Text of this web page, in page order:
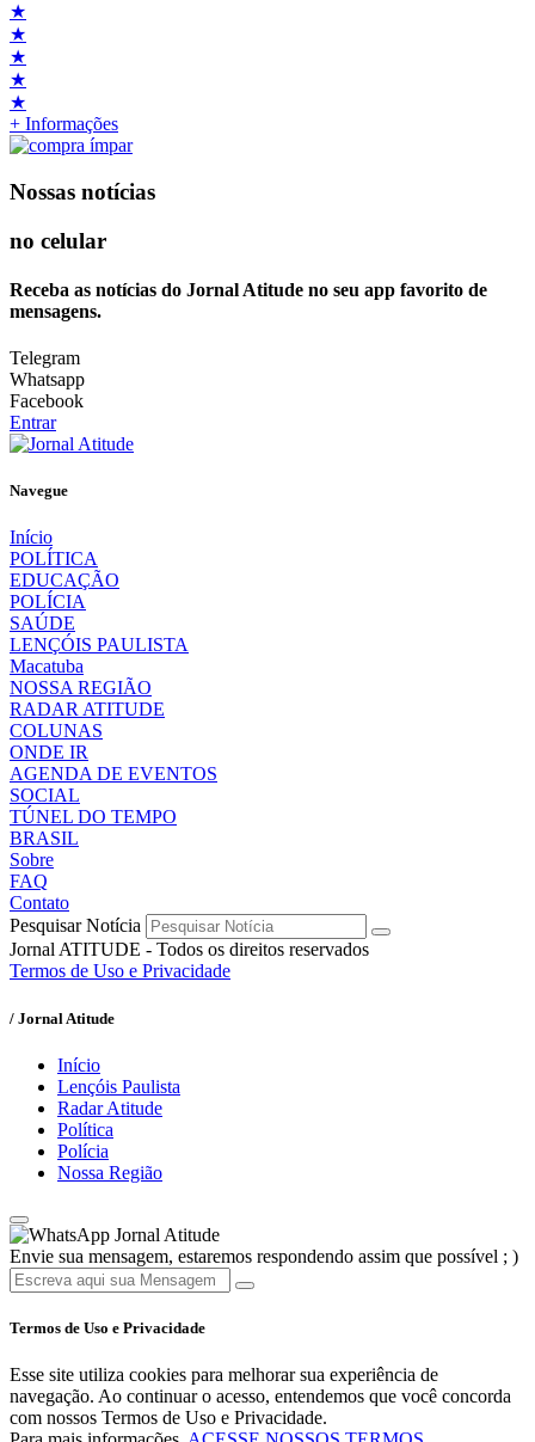
★
★
★
★
★
+ Informações
Nossas notícias
no celular
Receba as notícias do Jornal Atitude no seu app favorito de
mensagens.
Telegram
Whatsapp
Facebook
Entrar
Navegue
Início
POLÍTICA
EDUCAÇÃO
POLÍCIA
SAÚDE
LENÇÓIS PAULISTA
Macatuba
NOSSA REGIÃO
RADAR ATITUDE
COLUNAS
ONDE IR
AGENDA DE EVENTOS
SOCIAL
TÚNEL DO TEMPO
BRASIL
Sobre
FAQ
Contato
Pesquisar Notícia
Jornal ATITUDE - Todos os direitos reservados
Termos de Uso e Privacidade
/ Jornal Atitude
Início
Lençóis Paulista
Radar Atitude
Política
Polícia
Nossa Região
Jornal Atitude
Envie sua mensagem, estaremos respondendo assim que possível ; )
Termos de Uso e Privacidade
Esse site utiliza cookies para melhorar sua experiência de
navegação. Ao continuar o acesso, entendemos que você concorda
com nossos Termos de Uso e Privacidade.